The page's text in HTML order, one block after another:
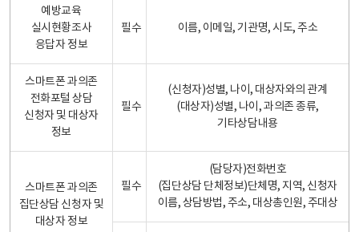
예방교육
실시현황조사
응답자 정보
필수 이름, 이메일, 기관명, 시도, 주소
스마트폰 과의존
전화포털 상담
신청자 및 대상자
정보
필수
(신청자)성별, 나이, 대상자와의 관계
(대상자)성별, 나이, 과의존 종류,
기타상담내용
스마트폰 과의존
집단상담 신청자 및
대상자 정보
필수
(담당자)전화번호
(집단상담 단체정보)단체명, 지역, 신청자
이름, 상담방법, 주소, 대상총인원, 주대상